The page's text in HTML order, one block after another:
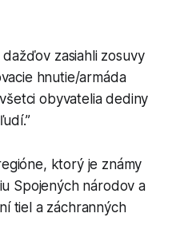
zasiahli zosuvy
hnutie/armáda
obyvatelia dediny
ktorý je známy
Spojených národov a
tiel a záchranných